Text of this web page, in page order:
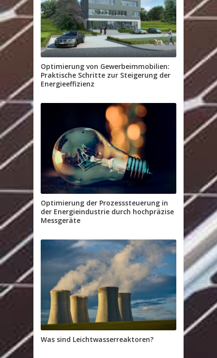
Optimierung von Gewerbeimmobilien:
Praktische Schritte zur Steigerung der
Energieeffizienz
Optimierung der Prozesssteuerung in
der Energieindustrie durch hochpräzise
Messgeräte
Was sind Leichtwasserreaktoren?